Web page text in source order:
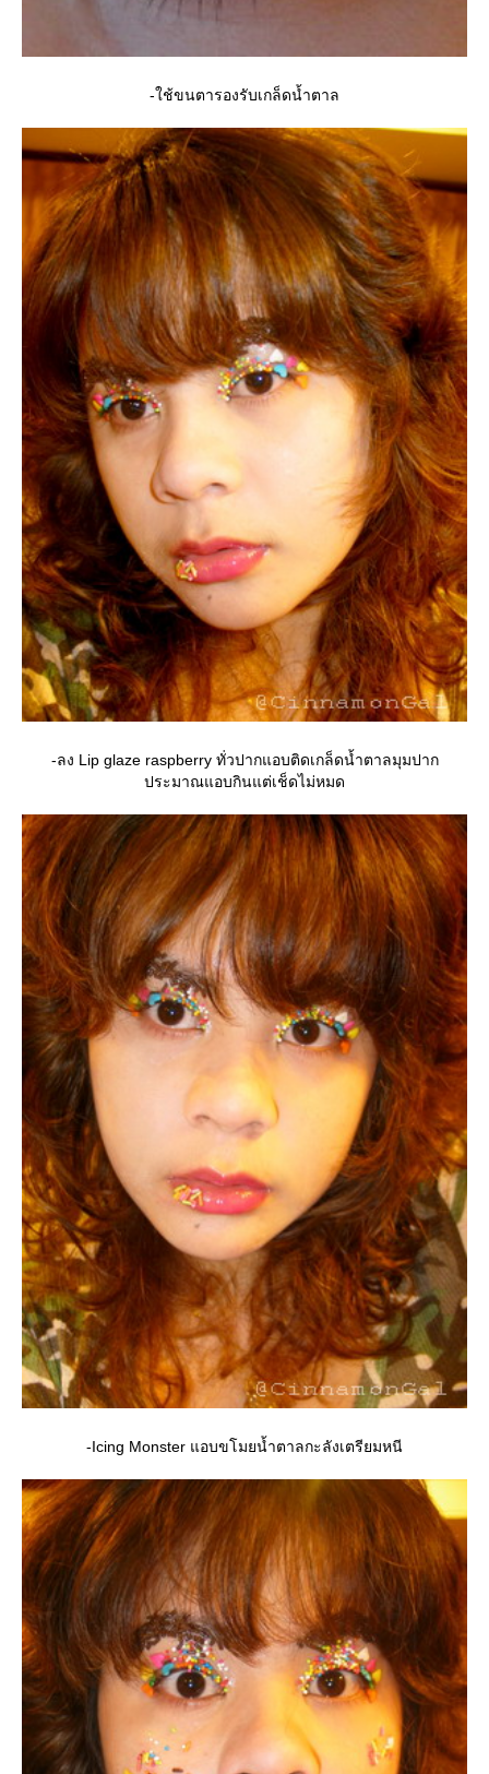
-ใช้ขนตารองรับเกล็ดน้ำตาล
-ลง Lip glaze raspberry ทั่วปากแอบติดเกล็ดน้ำตาลมุมปาก
ประมาณแอบกินแต่เช็ดไม่หมด
-Icing Monster แอบขโมยน้ำตาลกะลังเตรียมหนี